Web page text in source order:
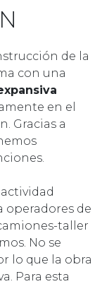
de la
con una
en el
Gracias a
operadores de
taller
No se
lo que la obra
Para esta